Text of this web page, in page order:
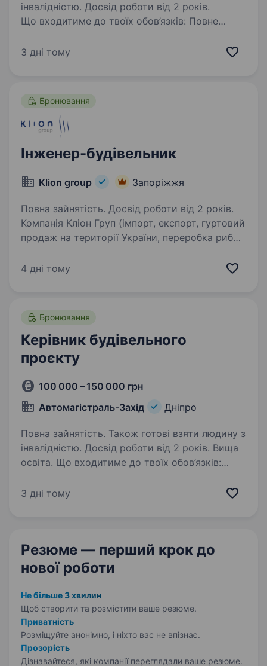
інвалідністю. Досвід роботи від 2 років.
Що входитиме до твоїх обов’язків: Повне
планування до здачі об'єкта в експлуатацію.
3 дні тому
Бронювання
Інженер-будівельник
Klion group Запоріжжя
Повна зайнятість. Досвід роботи від 2 років.
Компанія Кліон Груп (імпорт, експорт, гуртовий
продаж на території України, переробка риби і
Інженера-будівельника. Обов’язки: Організація
4 дні тому
Бронювання
Керівник будівельного
проєкту
100 000 – 150 000 грн
Автомагістраль-Захід
Дніпро
Повна зайнятість. Також готові взяти людину з
інвалідністю. Досвід роботи від 2 років. Вища
освіта. Що входитиме до твоїх обов’язків:
від планування до здачі об'єкта
3 дні тому
Резюме — перший крок до
нової роботи
Не більше 3 хвилин
Щоб створити та розмістити ваше резюме.
Приватність
Розміщуйте анонімно, і ніхто вас не впізнає.
Прозорість
Дізнавайтеся, які компанії переглядали ваше резюме.